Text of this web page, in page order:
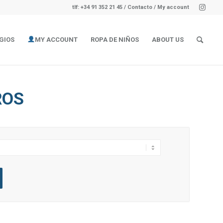
tlf: +34 91 352 21 45 / Contacto/ My account
MY ACCOUNT ROPA DE NIÑOS ABOUT US